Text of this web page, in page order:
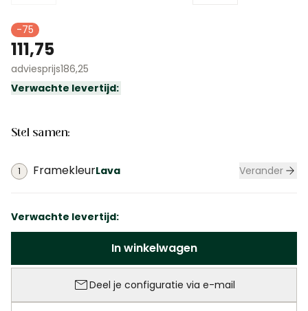
-75
111,75
adviesprijs186,25
Verwachte levertijd:
Stel samen:
1 FramekleurLava
Verander
Verwachte levertijd:
In winkelwagen
Deel je configuratie via e-mail